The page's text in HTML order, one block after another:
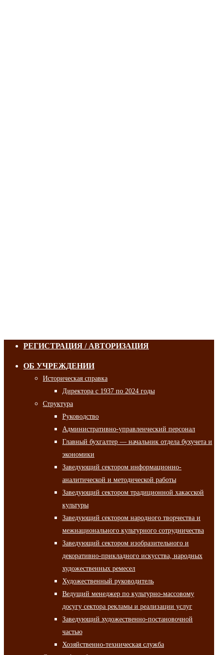
РЕГИСТРАЦИЯ / АВТОРИЗАЦИЯ
ОБ УЧРЕЖДЕНИИ
Историческая справка
Директора с 1937 по 2024 годы
Структура
Руководство
Административно-управленческий персонал
Главный бухгалтер — начальник отдела бухучета и
экономики
Заведующий сектором информационно-
аналитической и методической работы
Заведующий сектором традиционной хакасской
культуры
Заведующий сектором народного творчества и
межнационального культурного сотрудничества
Заведующий сектором изобразительного и
декоративно-прикладного искусства, народных
художественных ремесел
Художественный руководитель
Ведущий менеджер по культурно-массовому
досугу сектора рекламы и реализации услуг
Заведующий художественно-постановочной
частью
Хозяйственно-техническая служба